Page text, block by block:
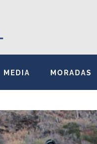
MEDIA MORADAS